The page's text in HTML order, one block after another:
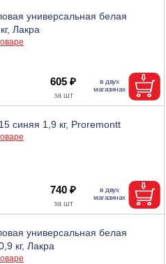
универсальная белая
Лакра
605 ₽
синяя 1,9 кг, Proremontt
740 ₽
универсальная белая
кг, Лакра